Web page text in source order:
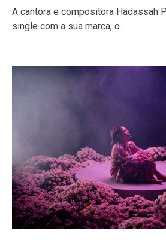
A cantora e compositora Hadassah
single com a sua marca, o…